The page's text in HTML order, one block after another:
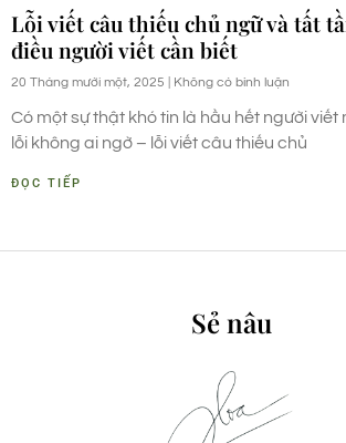
Lỗi viết câu thiếu chủ ngữ và tất
điều người viết cần biết
20 Tháng mười một, 2025 Không có bình luận
Có một sự thật khó tin là hầu hết người
lỗi không ai ngờ – lỗi viết câu thiếu chủ
ĐỌC TIẾP
Sẻ nâu